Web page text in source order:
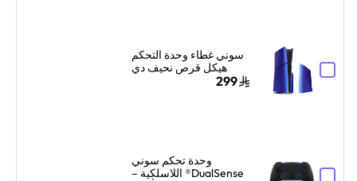
سوني غطاء وحدة التحكم
هيكل قرص نحيف دي
299
وحدة تحكم سوني
DualSense® اللاسلكية –